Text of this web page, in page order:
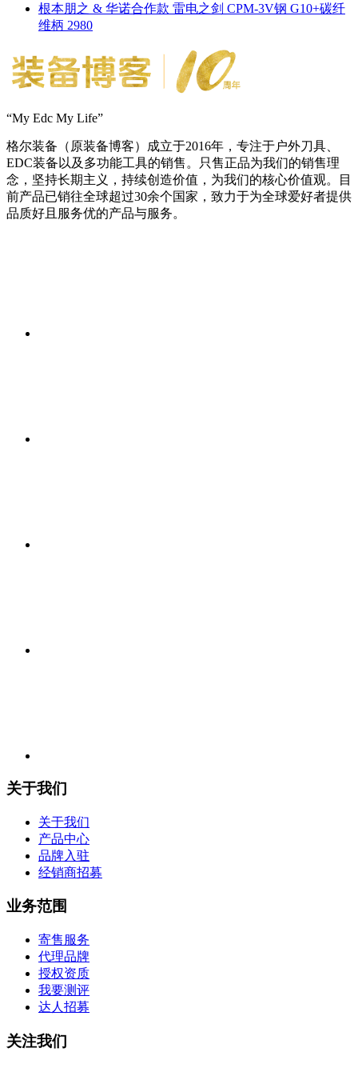
根本朋之 & 华诺合作款 雷电之剑 CPM-3V钢 G10+碳纤
维柄 2980
“My Edc My Life”
格尔装备（原装备博客）成立于2016年，专注于户外刀具、
EDC装备以及多功能工具的销售。只售正品为我们的销售理
念，坚持长期主义，持续创造价值，为我们的核心价值观。目
前产品已销往全球超过30余个国家，致力于为全球爱好者提供
品质好且服务优的产品与服务。
关于我们
关于我们
产品中心
品牌入驻
经销商招募
业务范围
寄售服务
代理品牌
授权资质
我要测评
达人招募
关注我们